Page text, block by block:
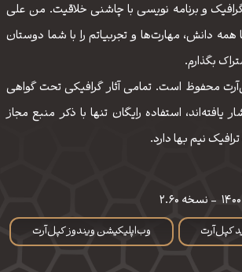
و برنامه نویسی با چاشنی خلاقیت. من علی
دانش، مهارت‌‌ها و تجربیاتم را با شما دوستان
بگذارم.
محفوظ است. تمامی آثار گرافیکی تحت گواهی
یافته‌اند، استفاده رایگان تنها با ذکر منبع مجاز
نیم بها دارد.
کپل‌آرت وب‌اپلیکیشن ویندوز کپل‌آرت
- نسخه 2.60